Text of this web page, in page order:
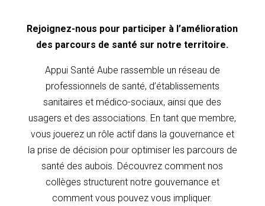
Rejoignez-nous pour participer à l’amélioration
des parcours de santé sur notre territoire.
Appui Santé Aube rassemble un réseau de
professionnels de santé, d’établissements
sanitaires et médico-sociaux, ainsi que des
usagers et des associations. En tant que membre,
vous jouerez un rôle actif dans la gouvernance et
la prise de décision pour optimiser les parcours de
santé des aubois. Découvrez comment nos
collèges structurent notre gouvernance et
comment vous pouvez vous impliquer.